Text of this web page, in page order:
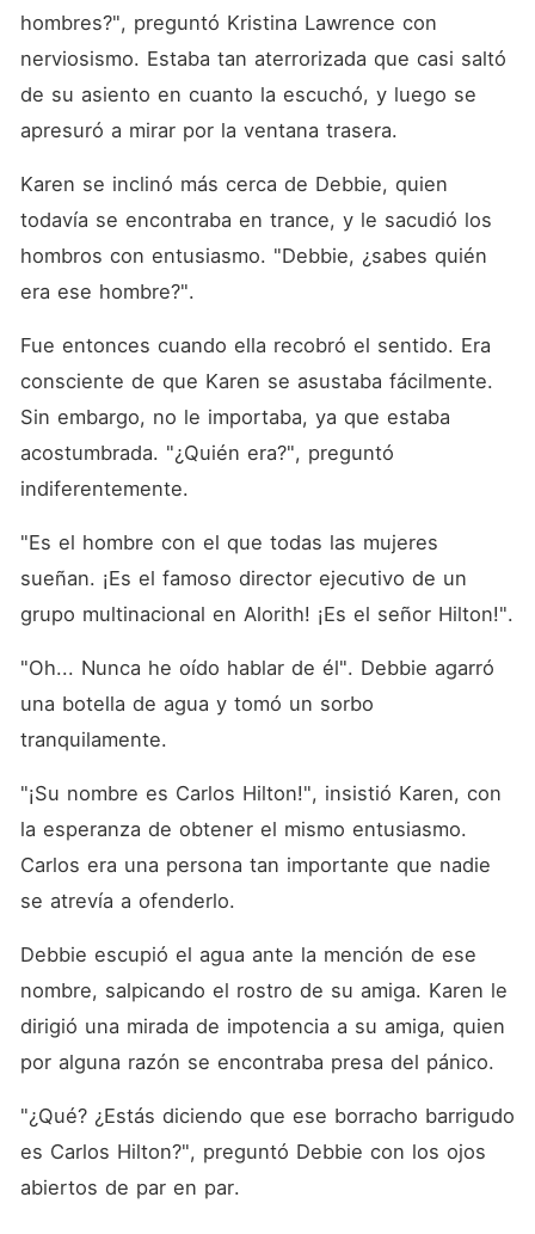
hombres?", preguntó Kristina Lawrence con
nerviosismo. Estaba tan aterrorizada que casi saltó
de su asiento en cuanto la escuchó, y luego se
apresuró a mirar por la ventana trasera.
Karen se inclinó más cerca de Debbie, quien
todavía se encontraba en trance, y le sacudió los
hombros con entusiasmo. "Debbie, ¿sabes quién
era ese hombre?".
Fue entonces cuando ella recobró el sentido. Era
consciente de que Karen se asustaba fácilmente.
Sin embargo, no le importaba, ya que estaba
acostumbrada. "¿Quién era?", preguntó
indiferentemente.
"Es el hombre con el que todas las mujeres
sueñan. ¡Es el famoso director ejecutivo de un
grupo multinacional en Alorith! ¡Es el señor Hilton!".
"Oh... Nunca he oído hablar de él". Debbie agarró
una botella de agua y tomó un sorbo
tranquilamente.
"¡Su nombre es Carlos Hilton!", insistió Karen, con
la esperanza de obtener el mismo entusiasmo.
Carlos era una persona tan importante que nadie
se atrevía a ofenderlo.
Debbie escupió el agua ante la mención de ese
nombre, salpicando el rostro de su amiga. Karen le
dirigió una mirada de impotencia a su amiga, quien
por alguna razón se encontraba presa del pánico.
"¿Qué? ¿Estás diciendo que ese borracho barrigudo
es Carlos Hilton?", preguntó Debbie con los ojos
abiertos de par en par.